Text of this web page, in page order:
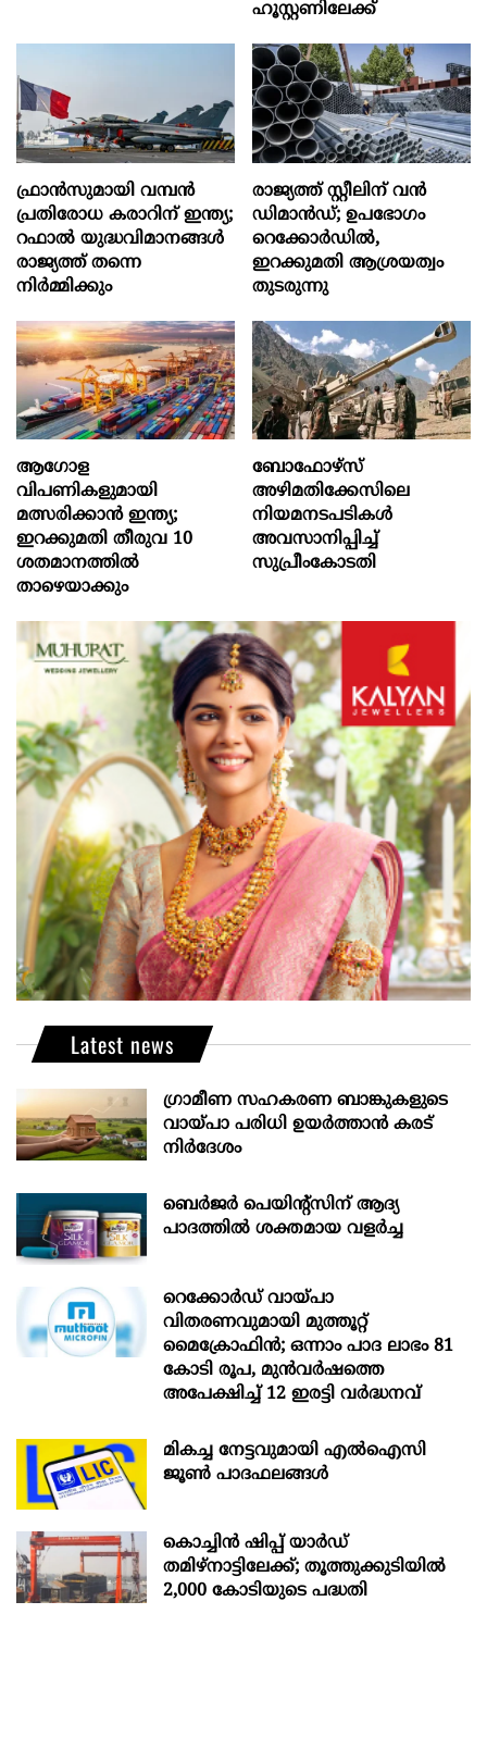
ഹൂസ്റ്റണിലേക്ക്
ഫ്രാൻസുമായി വമ്പന്‍
പ്രതിരോധ കരാറിന് ഇന്ത്യ;
റഫാല്‍ യുദ്ധവിമാനങ്ങള്‍
രാജ്യത്ത് തന്നെ
നിര്‍മ്മിക്കും
രാജ്യത്ത് സ്റ്റീലിന് വൻ
ഡിമാൻഡ്; ഉപഭോഗം
റെക്കോർഡിൽ,
ഇറക്കുമതി ആശ്രയത്വം
തുടരുന്നു
ആഗോള
വിപണികളുമായി
മത്സരിക്കാൻ ഇന്ത്യ;
ഇറക്കുമതി തീരുവ 10
ശതമാനത്തിൽ
താഴെയാക്കും
ബോഫോഴ്‌സ്
അഴിമതിക്കേസിലെ
നിയമനടപടികൾ
അവസാനിപ്പിച്ച്
സുപ്രീംകോടതി
Latest news
ഗ്രാമീണ സഹകരണ ബാങ്കുകളുടെ
വായ്പാ പരിധി ഉയർത്താൻ കരട്
നിർദേശം
ബെർജർ പെയിന്റ്സിന് ആദ്യ
പാദത്തിൽ ശക്തമായ വളർച്ച
റെക്കോർഡ് വായ്പാ
വിതരണവുമായി മുത്തൂറ്റ്
മൈക്രോഫിൻ; ഒന്നാം പാദ ലാഭം 81
കോടി രൂപ, മുൻവർഷത്തെ
അപേക്ഷിച്ച് 12 ഇരട്ടി വർദ്ധനവ്
മികച്ച നേട്ടവുമായി എൽഐസി
ജൂൺ പാദഫലങ്ങൾ
കൊച്ചിന്‍ ഷിപ്പ് യാർഡ്
തമിഴ്നാട്ടിലേക്ക്; തൂത്തുക്കുടിയിൽ
2,000 കോടിയുടെ പദ്ധതി